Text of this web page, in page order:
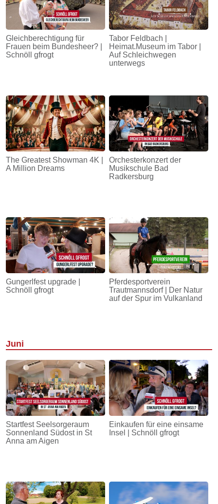
Gleichberechtigung für
Frauen beim Bundesheer? |
Schnöll gfrogt
Tabor Feldbach |
Heimat.Museum im Tabor |
Auf Schleichwegen
unterwegs
The Greatest Showman 4K |
A Million Dreams
Orchesterkonzert der
Musikschule Bad
Radkersburg
Gungerlfest upgrade |
Schnöll gfrogt
Pferdesportverein
Trautmannsdorf | Der Natur
auf der Spur im Vulkanland
Juni
Startfest Seelsorgeraum
Sonnenland Südost in St
Anna am Aigen
Einkaufen für eine einsame
Insel | Schnöll gfrogt